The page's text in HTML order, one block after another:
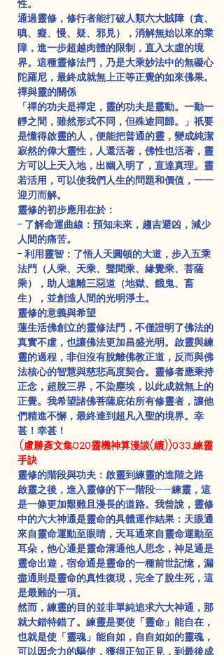
性。
通過靈修，修行者能打破人類六大賊障（貪、
嗔、癡、慢、疑、邪見），消解無始以來的業
障，進一步超越肉體的限制，直入太虛的境
界。這種靈修法門，乃是大乘妙法中的無礙心
陀羅尼，最終成就無上正等正覺的如來佛果。
禪與靈的關係
「禪的功夫是禪定，靈的功夫是靈動。一動一
靜之間，雖然形式不同，但殊途同歸。」祇要
是懂得啟靈的人，便能把普通的靈，變成純潔
寂然的偉大靈性，人還活著，佛性也活著，靈
方可以上天入地，出幽入明了，直達真理。靈
若活用，可以使我們人生的問題和價值，一一
迎刃而解。
靈修的初步應用在於：
- 了解命運曲線：預知未來，趨吉避凶，減少
人間的痛苦。
- 利用靈智：了悟人天圓頓的大道，步入五乘
法門（人乘、天乘、聲聞乘、緣覺乘、菩薩
乘），助人遠離三惡道（地獄、餓鬼、畜
生），並創造人間的光明淨土。
靈修的意義與希望
蓮生活佛創立的靈修法門，不僅證明了佛法的
真實不虛，也讓佛法更加昌盛光明。啟靈與練
靈的過程，非但沒有脫離佛教正道，反而與佛
法核心的智慧與慈悲高度契合。靈修者應秉持
正念，超脫三界，不染塵埃，以此成就無上的
正覺。我希望諸佛菩薩庇佑所有修靈者，讓他
們精進不懈，最終達到超凡入聖的境界。幸
甚！幸甚！
(盧勝彥文集020靈機神算漫談(續))033.練靈
手訣
靈修的階段與功夫：啟靈到練靈的進階之路
啟靈之後，進入靈修的下一階段——練靈，這
是一條更加艱難且漫長的道路。我曾說，靈修
中的六大神通是靈命的具體運作結果：天眼通
來自靈命運動至眼睛，天耳通來自靈命運動至
耳朵，他心通是靈命溝通他人思念，神足通是
靈命出遊，宿命通是靈命的一種前世記憶，漏
盡通則是靈命的真性復現，完全了脫生死，這
是最難的一項。
然而，練靈的目的並非單純追求六大神通，那
就大錯特錯了。練靈是要使「靈命」能自在，
也就是使「靈魂」能自如，自自如如的靈魂，
可以因念力的驅使，獲得正知正見，到最後成